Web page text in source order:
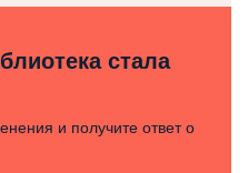
стала
и получите ответ о